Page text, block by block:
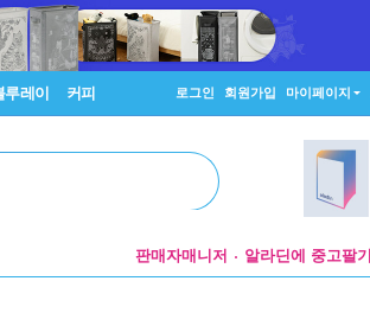
루레이 커피 로그인 회원가입 마이페이지
판매자매니저 알라딘에 중고팔기